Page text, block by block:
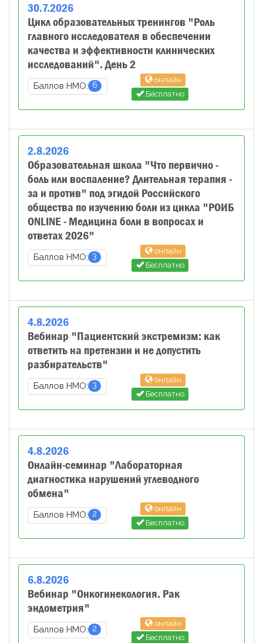
30.7.2026
Цикл образовательных тренингов "Роль
главного исследователя в обеспечении
качества и эффективности клинических
исследований". День 2
Баллов НМО: 6
онлайн
Бесплатно
2.8.2026
Образовательная школа "Что первично -
боль или воспаление? Длительная терапия -
за и против" под эгидой Российского
общества по изучению боли из цикла "РОИБ
ONLINE - Медицина боли в вопросах и
ответах 2026"
Баллов НМО: 3
онлайн
Бесплатно
4.8.2026
Вебинар "Пациентский экстремизм: как
ответить на претензии и не допустить
разбирательств"
Баллов НМО: 3
онлайн
Бесплатно
4.8.2026
Онлайн-семинар "Лабораторная
диагностика нарушений углеводного
обмена"
Баллов НМО: 2
онлайн
Бесплатно
6.8.2026
Вебинар "Онкогинекология. Рак
эндометрия"
Баллов НМО: 2
онлайн
Бесплатно